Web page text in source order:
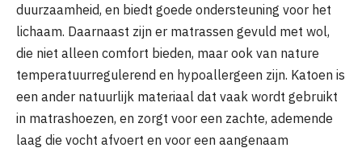
duurzaamheid, en biedt goede ondersteuning voor het
lichaam. Daarnaast zijn er matrassen gevuld met wol,
die niet alleen comfort bieden, maar ook van nature
temperatuurregulerend en hypoallergeen zijn. Katoen is
een ander natuurlijk materiaal dat vaak wordt gebruikt
in matrashoezen, en zorgt voor een zachte, ademende
laag die vocht afvoert en voor een aangenaam